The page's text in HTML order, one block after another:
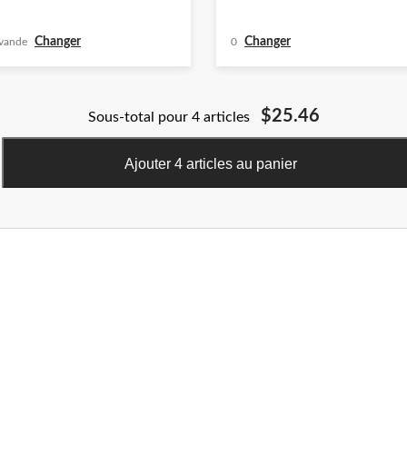
Changer 0 Changer
Sous-total pour 4 articles $25.46
Ajouter 4 articles au panier